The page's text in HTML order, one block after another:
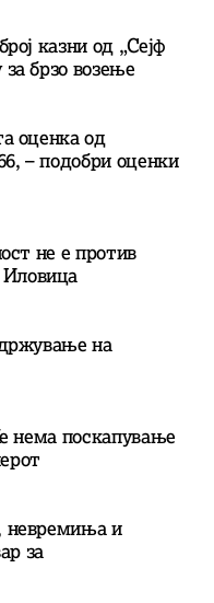
казни од „Сејф
за брзо возење
оценка од
– подобри оценки
не е против
на
нема поскапување
и
за